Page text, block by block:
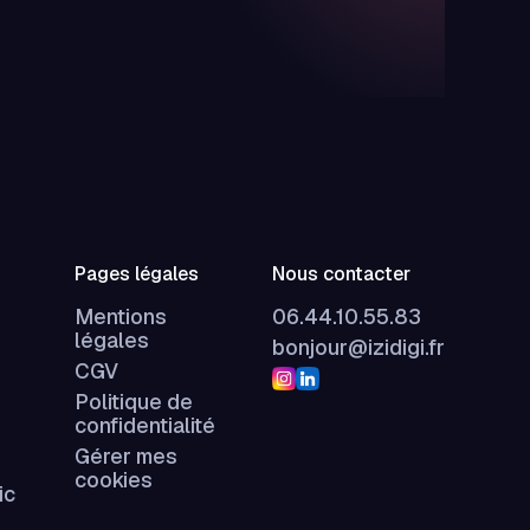
Pages légales
Mentions
légales
CGV
Politique de
confidentialité
Gérer mes
cookies
Nous contacter
06.44.10.55.83
bonjour@izidigi.fr